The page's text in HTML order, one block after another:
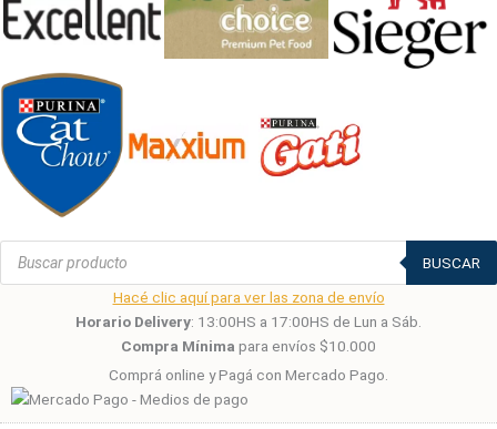
Búsqueda
productos
BUSCAR
Hacé clic aquí para ver las zona de envío
Horario Delivery: 13:00HS a 17:00HS de Lun a Sáb.
Compra Mínima para envíos $10.000
Comprá online y Pagá con Mercado Pago.